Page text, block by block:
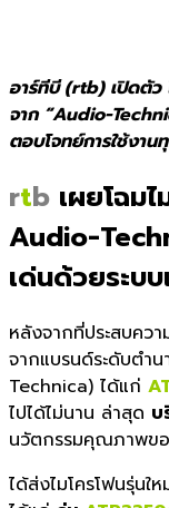
อาร์ทีบี (rtb) เปิดตัว
จาก “Audio-
ตอบโจทย์การใช้งาน
rtb เผยโฉม
Audio-
เด่นด้วยระบ
หลังจากที่ประสบควา
จากแบรนด์ระดับตำ
Technica) ได้แก่
ไปได้ไม่นาน ล่าสุด บ
นวัตกรรมคุณภาพขอ
ได้ส่งไมโครโฟนรุ่นใ